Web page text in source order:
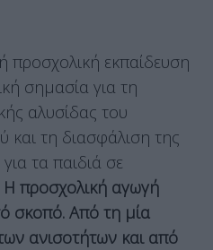
προσχολική εκπαίδευση
σημασία για τη
αλυσίδας του
και τη διασφάλιση της
τα παιδιά σε
Η προσχολική αγωγή
σκοπό. Από τη μία
ανισοτήτων και από